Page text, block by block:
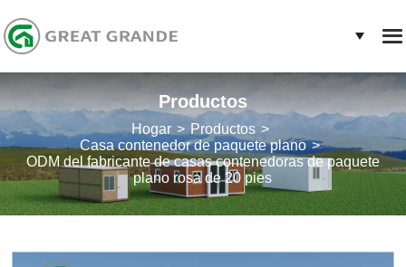
Productos
Hogar
Productos
Casa contenedor de paquete plano
ODM del fabricante de casas contenedoras de paquete
plano rosa de 20 pies